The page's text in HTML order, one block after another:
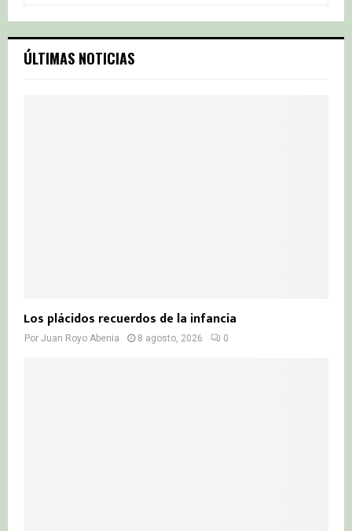
c
h
S
ÚLTIMAS NOTICIAS
Los plácidos recuerdos de la infancia
Por Juan Royo Abenia 8 agosto, 2026 0